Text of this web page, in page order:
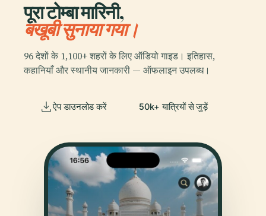
पूरा टोम्बा मारिनी,
बखूबी सुनाया गया।
96 देशों के 1,100+ शहरों के लिए ऑडियो गाइड। इतिहास,
कहानियाँ और स्थानीय जानकारी — ऑफलाइन उपलब्ध।
ऐप डाउनलोड करें 50k+ यात्रियों से जुड़ें